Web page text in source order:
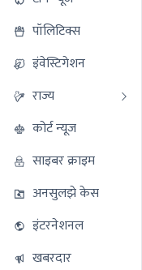
पॉलिटिक्स
इंवेस्टिगेशन
राज्य
कोर्ट न्यूज
साइबर क्राइम
अनसुलझे केस
इंटरनेशनल
खबरदार